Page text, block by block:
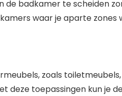
de badkamer te scheiden
waar je aparte zones
zoals
deze toepassingen kun je